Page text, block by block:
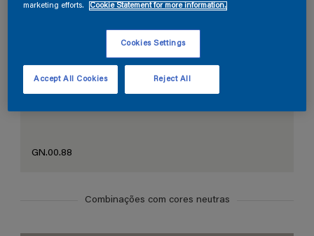
GN.00.88
Combinações com cores neutras
marketing efforts.
Cookie Statement for more information.
Cookies Settings
Reject All
Accept All Cookies